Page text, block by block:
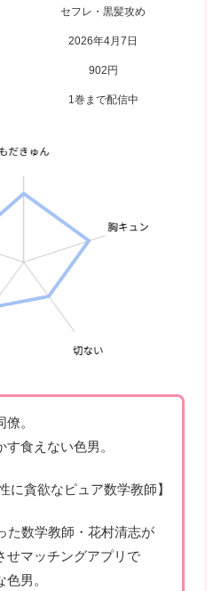
セフレ・黒髪攻め
2026年4月7日
902円
1巻まで配信中
。
食えない色男。
に貪欲なピュア数学教師】
た数学教師・花村清志が
せマッチングアプリで
男。